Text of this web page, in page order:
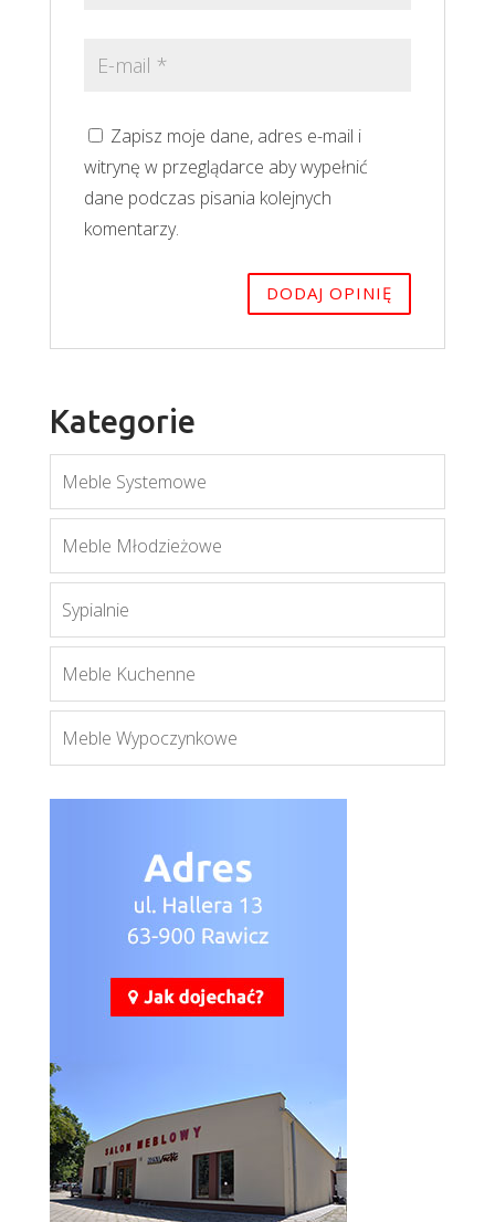
Zapisz moje dane, adres e-mail i
witrynę w przeglądarce aby wypełnić
dane podczas pisania kolejnych
komentarzy.
Kategorie
Meble Systemowe
Meble Młodzieżowe
Sypialnie
Meble Kuchenne
Meble Wypoczynkowe